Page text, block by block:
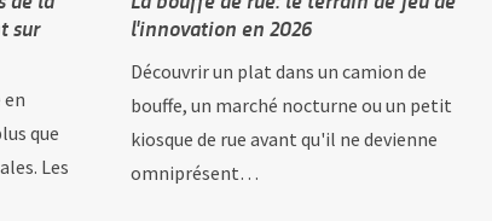
sur
en
que
Les
l'innovation en 2026
Découvrir un plat dans un camion de
bouffe, un marché nocturne ou un petit
kiosque de rue avant qu'il ne devienne
omniprésent…